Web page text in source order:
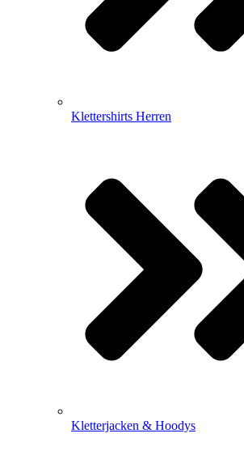
Klettershirts Herren
Kletterjacken & Hoodys